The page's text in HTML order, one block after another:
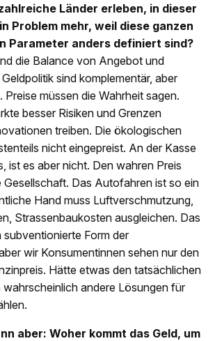
Länder erleben, in dieser
Problem mehr, weil diese ganzen
Parameter anders definiert sind?
die Balance von Angebot und
sind komplementär, aber
Preise müssen die Wahrheit sagen.
besser Risiken und Grenzen
treiben. Die ökologischen
nicht eingepreist. An der Kasse
ist es aber nicht. Den wahren Preis
Gesellschaft. Das Autofahren ist so ein
Hand muss Luftverschmutzung,
Strassenbaukosten ausgleichen. Das
Form der
wir Konsumentinnen sehen nur den
Hätte etwas den tatsächlichen
wahrscheinlich andere Lösungen für
aber: Woher kommt das Geld, um